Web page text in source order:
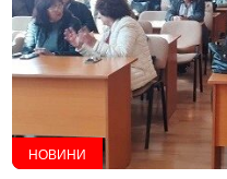
НОВИНИ